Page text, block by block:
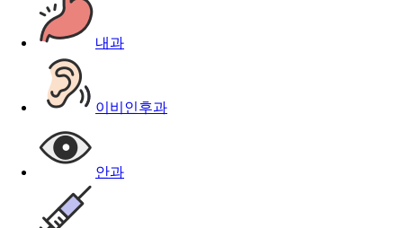
내과
이비인후과
안과